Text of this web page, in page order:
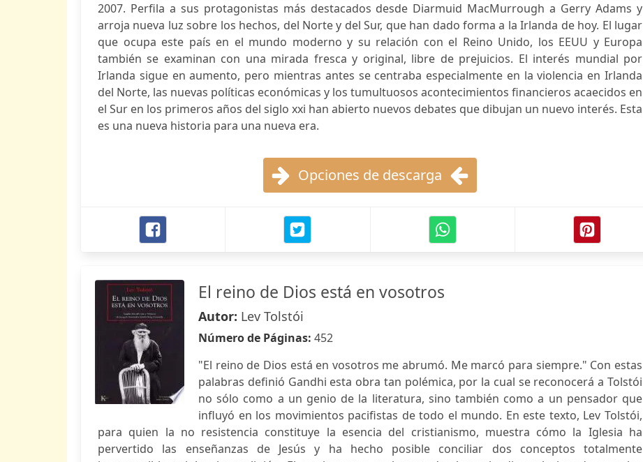
2007. Perfila a sus protagonistas más destacados desde Diarmuid MacMurrough a Gerry Adams y
arroja nueva luz sobre los hechos, del Norte y del Sur, que han dado forma a la Irlanda de hoy. El lugar
que ocupa este país en el mundo moderno y su relación con el Reino Unido, los EEUU y Europa
también se examinan con una mirada fresca y original, libre de prejuicios. El interés mundial por
Irlanda sigue en aumento, pero mientras antes se centraba especialmente en la violencia en Irlanda
del Norte, las nuevas políticas económicas y los tumultuosos acontecimientos financieros acaecidos en
el Sur en los primeros años del siglo xxi han abierto nuevos debates que dibujan un nuevo interés. Esta
es una nueva historia para una nueva era.
Opciones de descarga
El reino de Dios está en vosotros
Autor: Lev Tolstói
Número de Páginas: 452
"El reino de Dios está en vosotros me abrumó. Me marcó para siempre." Con estas
palabras definió Gandhi esta obra tan polémica, por la cual se reconocerá a Tolstói
no sólo como a un genio de la literatura, sino también como a un pensador que
influyó en los movimientos pacifistas de todo el mundo. En este texto, Lev Tolstói,
para quien la no resistencia constituye la esencia del cristianismo, muestra cómo la Iglesia ha
pervertido las enseñanzas de Jesús y ha hecho posible conciliar dos conceptos totalmente